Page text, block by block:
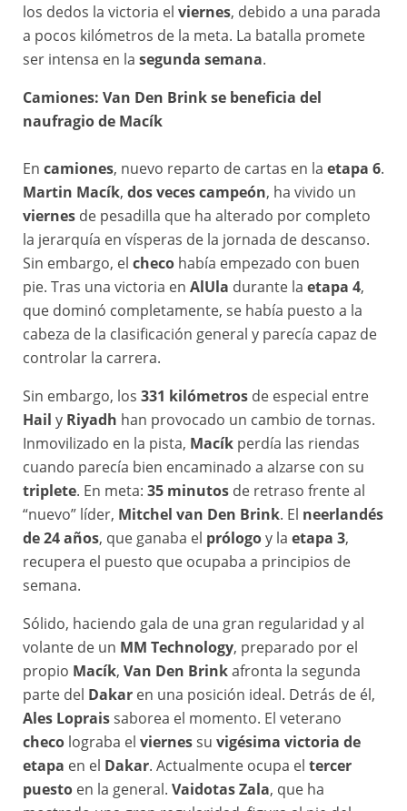
los dedos la victoria el viernes, debido a una parada
a pocos kilómetros de la meta. La batalla promete
ser intensa en la segunda semana.
Camiones: Van Den Brink se beneficia del
naufragio de Macík
En camiones, nuevo reparto de cartas en la etapa 6.
Martin Macík, dos veces campeón, ha vivido un
viernes de pesadilla que ha alterado por completo
la jerarquía en vísperas de la jornada de descanso.
Sin embargo, el checo había empezado con buen
pie. Tras una victoria en AlUla durante la etapa 4,
que dominó completamente, se había puesto a la
cabeza de la clasificación general y parecía capaz de
controlar la carrera.
Sin embargo, los 331 kilómetros de especial entre
Hail y Riyadh han provocado un cambio de tornas.
Inmovilizado en la pista, Macík perdía las riendas
cuando parecía bien encaminado a alzarse con su
triplete. En meta: 35 minutos de retraso frente al
“nuevo” líder, Mitchel van Den Brink. El neerlandés
de 24 años, que ganaba el prólogoy la etapa 3,
recupera el puesto que ocupaba a principios de
semana.
Sólido, haciendo gala de una gran regularidad y al
volante de un MM Technology, preparado por el
propio Macík, Van Den Brinkafronta la segunda
parte del Dakar en una posición ideal. Detrás de él,
Ales Lopraissaborea el momento. El veterano
checo lograba el viernessu vigésima victoria de
etapa en el Dakar. Actualmente ocupa el tercer
puesto en la general. Vaidotas Zala, que ha